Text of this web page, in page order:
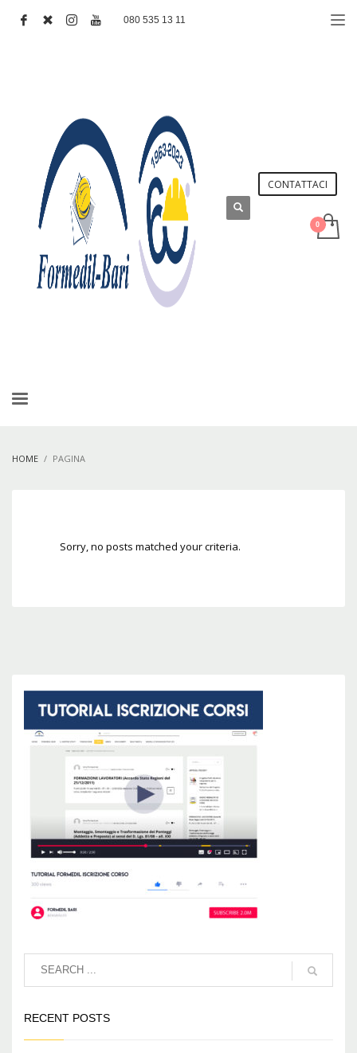
080 535 13 11
CONTATTACI
HOME PAGINA
Sorry, no posts matched your criteria.
RECENT POSTS